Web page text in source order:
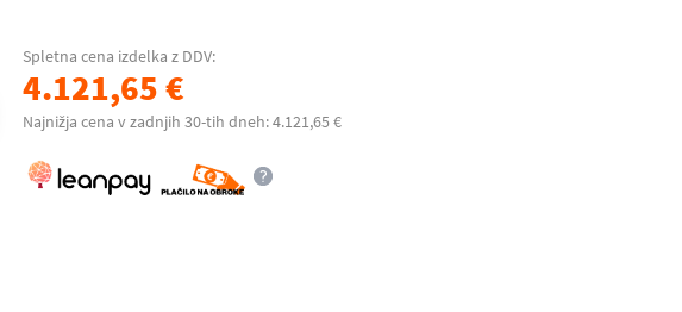
Spletna cena izdelka z DDV:
4.121,65 €
Najnižja cena v zadnjih 30-tih dneh: 4.121,65 €